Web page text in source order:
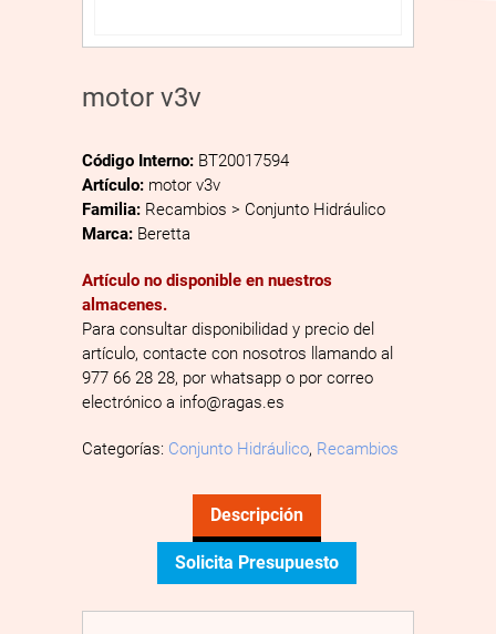
motor v3v
Código Interno: BT20017594
Artículo: motor v3v
Familia: Recambios > Conjunto Hidráulico
Marca: Beretta
Artículo no disponible en nuestros
almacenes.
Para consultar disponibilidad y precio del
artículo, contacte con nosotros llamando al
977 66 28 28, por whatsapp o por correo
electrónico a info@ragas.es
Categorías: Conjunto Hidráulico, Recambios
Descripción
Solicita Presupuesto